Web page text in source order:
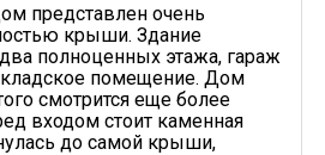
представлен очень
крыши. Здание
полноценных этажа, гараж
помещение. Дом
смотрится еще более
входом стоит каменная
до самой крыши,